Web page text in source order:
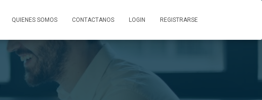
QUIENES SOMOS CONTACTANOS LOGIN REGISTRARSE